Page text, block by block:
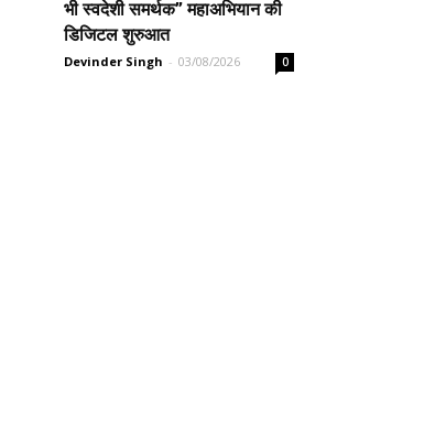
भी स्वदेशी समर्थक” महाअभियान की
डिजिटल शुरुआत
Devinder Singh - 03/08/2026 0